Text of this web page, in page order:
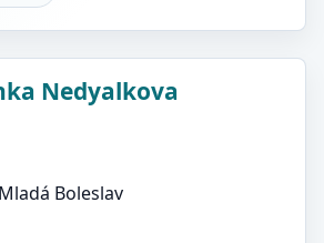
Nedyalkova
Boleslav